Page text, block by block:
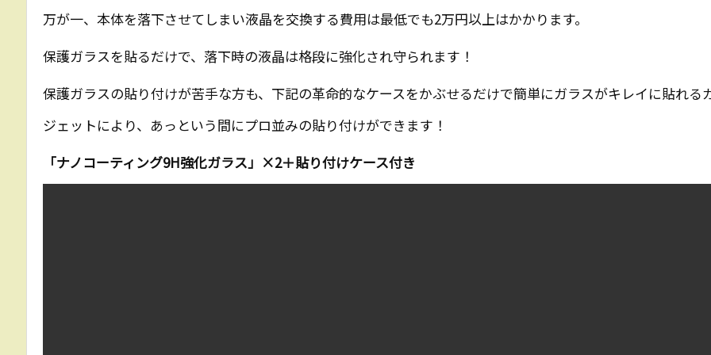
万が一、本体を落下させてしまい液晶を交換する費用は最低でも2万円以上はかかります。
保護ガラスを貼るだけで、落下時の液晶は格段に強化され守られます！
保護ガラスの貼り付けが苦手な方も、下記の革命的なケースをかぶせるだけで簡単にガラスがキレイに貼れる
ジェットにより、あっという間にプロ並みの貼り付けができます！
「ナノコーティング9H強化ガラス」×2＋貼り付けケース付き